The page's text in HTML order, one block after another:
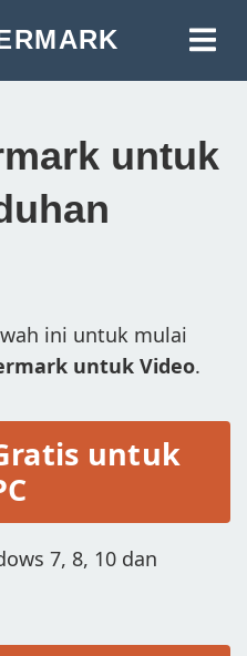
KE FOTO
KE FOTO
KE VIDEO
untuk
ini untuk mulai
untuk Video.
untuk
7, 8, 10 dan